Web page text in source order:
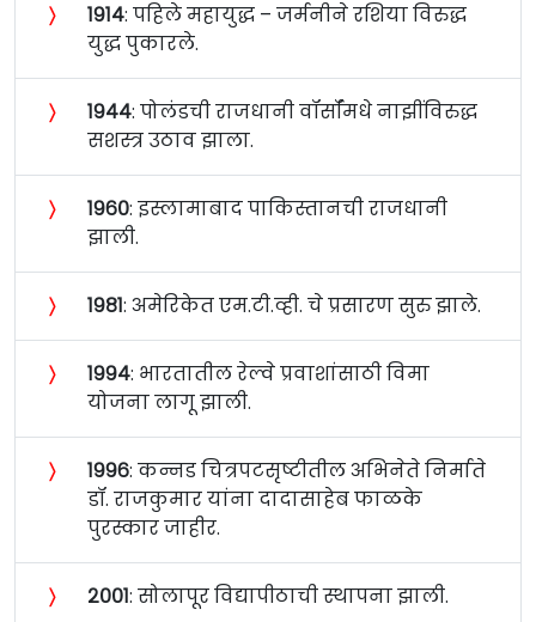
〉 १९१४: पहिले महायुद्ध – जर्मनीने रशिया विरुद्ध
युद्ध पुकारले.
〉 १९४४: पोलंडची राजधानी वॉर्सॉमधे नाझींविरुद्ध
सशस्त्र उठाव झाला.
〉 १९६०: इस्लामाबाद पाकिस्तानची राजधानी
झाली.
〉 १९८१: अमेरिकेत एम.टी.व्ही. चे प्रसारण सुरु झाले.
〉 १९९४: भारतातील रेल्वे प्रवाशांसाठी विमा
योजना लागू झाली.
〉 १९९६: कन्नड चित्रपटसृष्टीतील अभिनेते निर्माते
डॉ. राजकुमार यांना दादासाहेब फाळके
पुरस्कार जाहीर.
〉 २००१: सोलापूर विद्यापीठाची स्थापना झाली.